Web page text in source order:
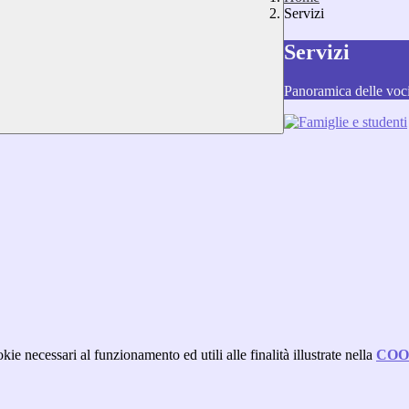
Servizi
Servizi
Panoramica delle
necessari al funzionamento ed utili alle finalità illustrate nella